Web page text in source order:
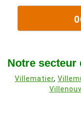
Notre secteur
Villematier,